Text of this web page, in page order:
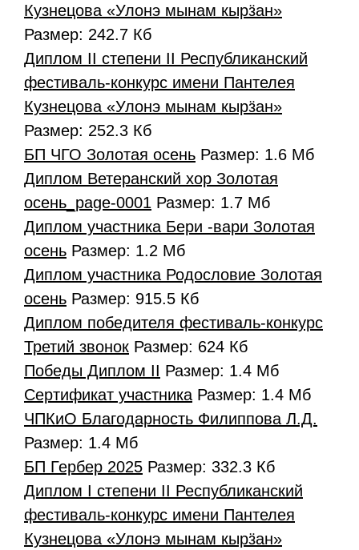
Кузнецова «Улонэ мынам кырӟан»
Размер: 242.7 Кб
Диплом II степени II Республиканский
фестиваль-конкурс имени Пантелея
Кузнецова «Улонэ мынам кырӟан»
Размер: 252.3 Кб
БП ЧГО Золотая осень Размер: 1.6 Мб
Диплом Ветеранский хор Золотая
осень_page-0001 Размер: 1.7 Мб
Диплом участника Бери -вари Золотая
осень Размер: 1.2 Мб
Диплом участника Родословие Золотая
осень Размер: 915.5 Кб
Диплом победителя фестиваль-конкурс
Третий звонок Размер: 624 Кб
Победы Диплом II Размер: 1.4 Мб
Сертификат участника Размер: 1.4 Мб
ЧПКиО Благодарность Филиппова Л.Д.
Размер: 1.4 Мб
БП Гербер 2025 Размер: 332.3 Кб
Диплом I степени II Республиканский
фестиваль-конкурс имени Пантелея
Кузнецова «Улонэ мынам кырӟан»